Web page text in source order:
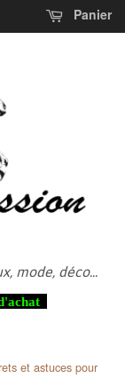
Panier
mode, déco...
et astuces pour